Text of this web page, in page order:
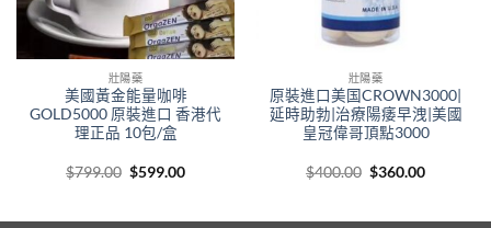
壯陽藥
美國黃金能量咖啡
GOLD5000 原裝進口 香港代
理正品 10包/盒
$799.00 Original
$599.00Current
壯陽藥
原裝進口美国CROWN3000|
延時助勃|治療陽痿早洩|美國
皇冠偉哥頂點3000
$400.00 Original
$360.00Current